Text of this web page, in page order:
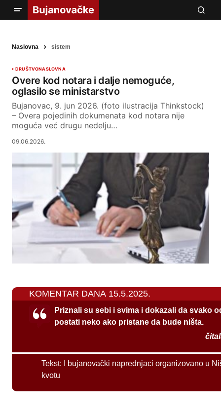
Naslovna sistem
DRUŠTVONASLOVNA
Overe kod notara i dalje nemoguće,
oglasilo se ministarstvo
Bujanovac, 9. jun 2026. (foto ilustracija Thinkstock)
– Overa pojedinih dokumenata kod notara nije
moguća već drugu nedelju…
09.06.2026.
KOMENTAR DANA 15.5.2025.
Priznali su sebi i svima i dokazali da svako
postati neko ako pristane da bude ništa.
Tekst:
I bujanovački naprednjaci organizovano u
kvotu